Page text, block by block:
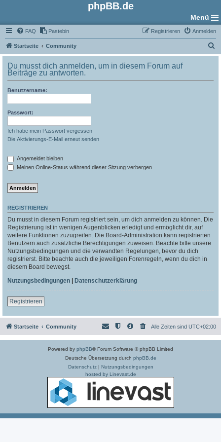
phpBB.de
Menü
FAQ Pastebin Anmelden
Registrieren
Startseite Community
u
Du musst dich anmelden, um in diesem Forum auf
Beiträge zu antworten.
Benutzername:
Passwort:
Ich habe mein Passwort vergessen
Die Aktivierungs-E-Mail erneut senden
Angemeldet bleiben
Meinen Online-Status während dieser Sitzung verbergen
REGISTRIEREN
Du musst in diesem Forum registriert sein, um dich anmelden zu können. Die
Registrierung ist in wenigen Augenblicken erledigt und ermöglicht dir, auf
weitere Funktionen zuzugreifen. Die Board-Administration kann registrierten
Benutzern auch zusätzliche Berechtigungen zuweisen. Beachte bitte unsere
Nutzungsbedingungen und die verwandten Regelungen, bevor du dich
registrierst. Bitte beachte auch die jeweiligen Forenregeln, wenn du dich in
diesem Board bewegst.
Nutzungsbedingungen | Datenschutzerklärung
Registrieren
Startseite Community Alle Zeiten sind UTC+02:00
Powered by phpBB® Forum Software © phpBB Limited
Deutsche Übersetzung durch phpBB.de
Datenschutz| Nutzungsbedingungen
hosted by Linevast.de